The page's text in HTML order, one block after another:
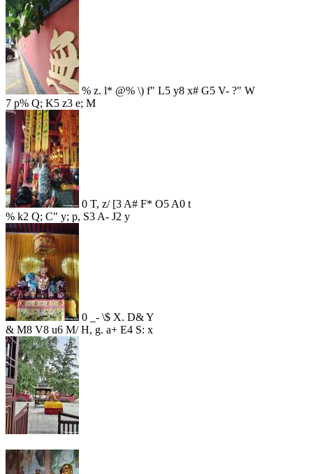
% z. l* @% \) f" L5 y8 x# G5 V- ?" W
7 p% Q; K5 z3 e; M
0 T, z/ [3 A# F* O5 A0 t
% k2 Q; C" y; p, S3 A- J2 y
0 _- \$ X. D& Y
& M8 V8 u6 M/ H, g. a+ E4 S: x